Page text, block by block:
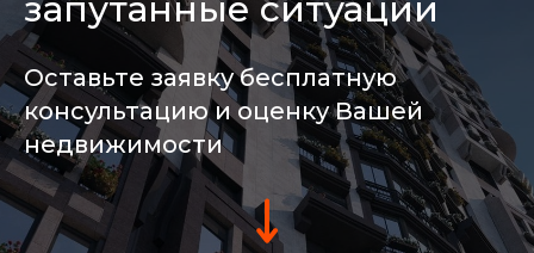
запутанные ситуации
Оставьте заявку бесплатную
консультацию и оценку Вашей
недвижимости